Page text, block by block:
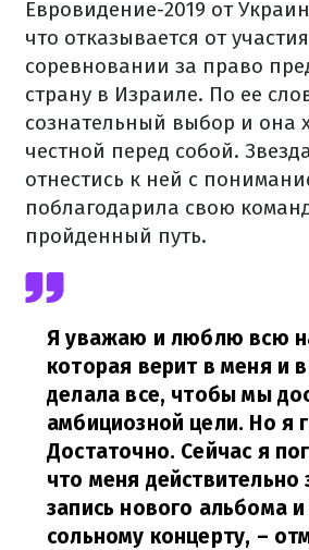
Евровидение-2019 от
что отказывается от
соревновании за право
страну в Израиле. По ее
сознательный выбор и она
честной перед собой.
отнестись к ней с
поблагодарила свою
пройденный путь.
Я уважаю и люблю всю
которая верит в меня и
делала все, чтобы мы
амбициозной цели. Но я
Достаточно. Сейчас я
что меня действительно
запись нового альбома
сольному концерту, –